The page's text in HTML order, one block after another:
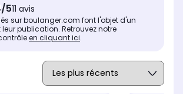
Minuterie
Oui
511 avis
sur boulanger.com font l'objet d'un
publication. Retrouvez notre
en cliquant ici.